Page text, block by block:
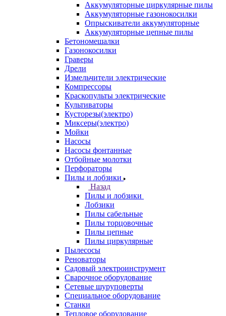
Аккумуляторные циркулярные пилы
Аккумуляторные газонокосилки
Опрыскиватели аккумуляторные
Аккумуляторные цепные пилы
Бетономешалки
Газонокосилки
Граверы
Дрели
Измельчители электрические
Компрессоры
Краскопульты электрические
Культиваторы
Кусторезы(электро)
Миксеры(электро)
Мойки
Насосы
Насосы фонтанные
Отбойные молотки
Перфораторы
Пилы и лобзики
Назад
Пилы и лобзики
Лобзики
Пилы сабельные
Пилы торцовочные
Пилы цепные
Пилы циркулярные
Пылесосы
Реноваторы
Садовый электроинструмент
Сварочное оборудование
Сетевые шуруповерты
Специальное оборудование
Станки
Тепловое оборудование